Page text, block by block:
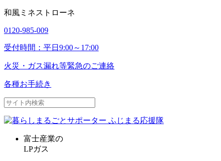
和風ミネストローネ
0120-985-009
受付時間：平日9:00～17:00
火災・ガス漏れ等緊急のご連絡
各種お手続き
富士産業の
LPガス